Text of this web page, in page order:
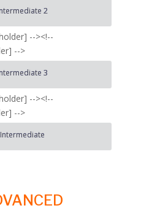
2
--><!--
-->
3
--><!--
-->
Intermediate